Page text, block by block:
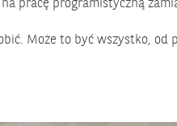
pracę programistyczną
Może to być wszystko,